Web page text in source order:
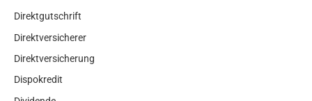
Direktgutschrift
Direktversicherer
Direktversicherung
Dispokredit